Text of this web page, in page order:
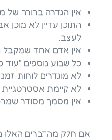
אין הגדרה ברורה של
התוכן עדיין לא מוכן
לעצב.
אין אדם אחד שמקבל
כל שבוע נוספים "עוד
לא מוגדרים לוחות
לא קיימת אסטרטגיית SEO מסודרת.
אין מסמך מסודר
אם חלק מהדברים האלו